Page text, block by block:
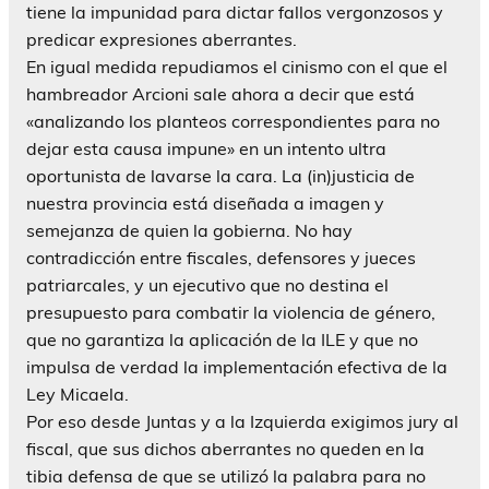
tiene la impunidad para dictar fallos vergonzosos y
predicar expresiones aberrantes.
En igual medida repudiamos el cinismo con el que el
hambreador Arcioni sale ahora a decir que está
«analizando los planteos correspondientes para no
dejar esta causa impune» en un intento ultra
oportunista de lavarse la cara. La (in)justicia de
nuestra provincia está diseñada a imagen y
semejanza de quien la gobierna. No hay
contradicción entre fiscales, defensores y jueces
patriarcales, y un ejecutivo que no destina el
presupuesto para combatir la violencia de género,
que no garantiza la aplicación de la ILE y que no
impulsa de verdad la implementación efectiva de la
Ley Micaela.
Por eso desde Juntas y a la Izquierda exigimos jury al
fiscal, que sus dichos aberrantes no queden en la
tibia defensa de que se utilizó la palabra para no